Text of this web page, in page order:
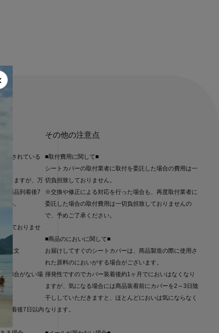
載されている
おりますが、万
、商品到着後7
い。
しておりませ
ご注文
不都合がない場
到着後7日以内
その他の注意点
■取付費用に関して■
シートカバーの取付業者に取付を委託した場合の費用は一
切負担致しておりません。
※交換や修正による対応を行った場合も、再度取付業者に
委託した場合の取付費用は一切負担致しておりませんの
で、予めご了承ください。
■商品のにおいに関して■
お届けしてすぐのシートカバーは、商品製造の際に使用さ
れた原料のにおいがする場合がございます。
揮発性ですのでカバー装着後約1ヶ月でにおいはなくなり
ますが、気になる場合には商品装着前にカバーを2～3日陰
干ししていただきますと、ほとんどにおいは気にならなく
なります。